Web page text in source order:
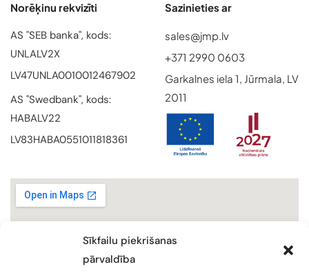
Sīkfailu piekrišanas
pārvaldība
Norēķinu rekvizīti
AS "SEB banka", kods:
UNLALV2X
LV47UNLA0010012467902
AS "Swedbank", kods:
HABALV22
LV83HABA0551011818361
Sazinieties ar
sales@jmp.lv
+371 2990 0603
Garkalnes iela 1, Jūrmala, LV
2011